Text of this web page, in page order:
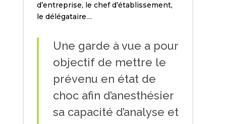
d’entreprise, le chef d’établissement,
le délégataire…
Une garde à vue a pour
objectif de mettre le
prévenu en état de
choc afin d’anesthésier
sa capacité d’analyse et